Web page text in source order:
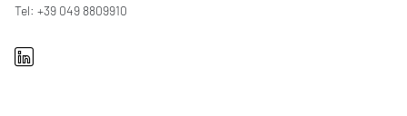
Tel: +39 049 8809910